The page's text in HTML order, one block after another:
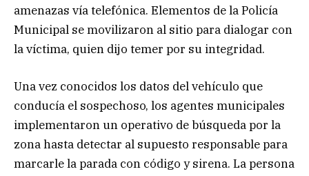
amenazas vía telefónica. Elementos de la Policía
Municipal se movilizaron al sitio para dialogar con
la víctima, quien dijo temer por su integridad.
Una vez conocidos los datos del vehículo que
conducía el sospechoso, los agentes municipales
implementaron un operativo de búsqueda por la
zona hasta detectar al supuesto responsable para
marcarle la parada con código y sirena. La persona